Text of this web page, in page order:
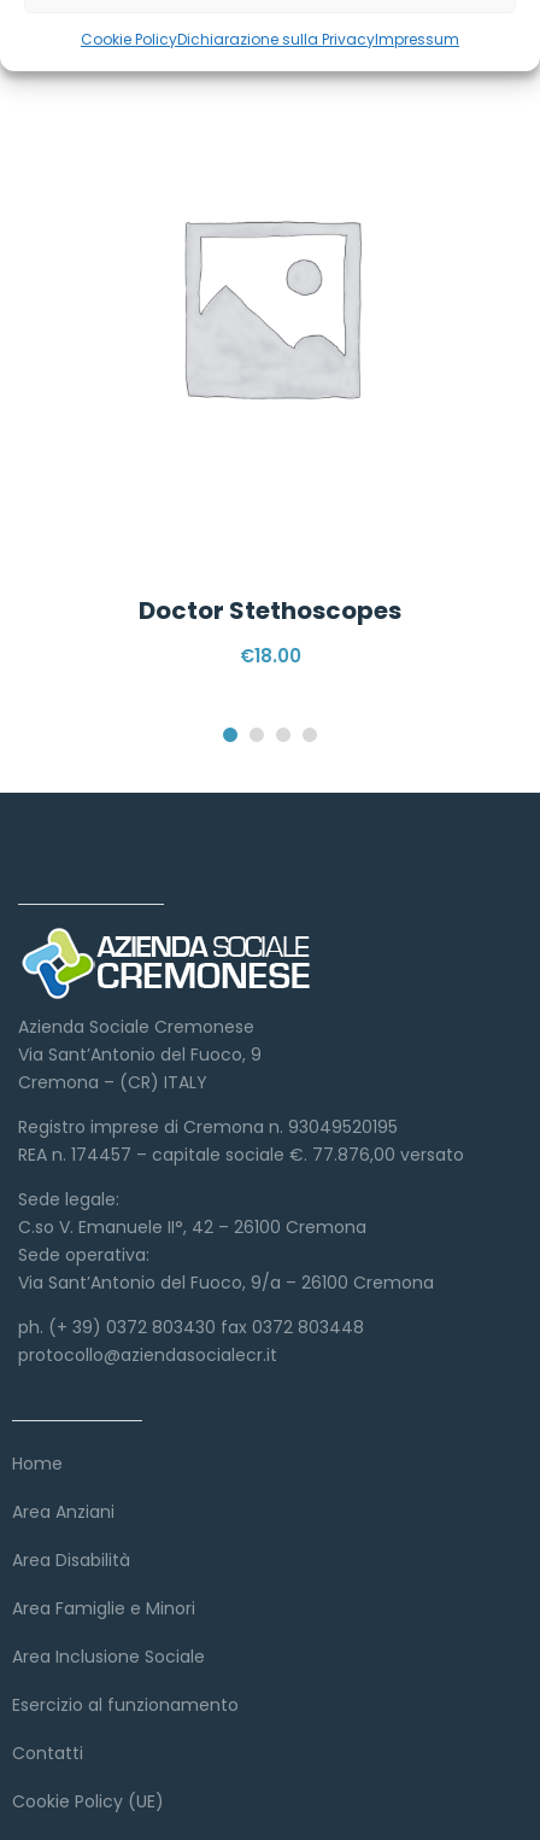
Cookie PolicyDichiarazione sulla PrivacyImpressum
Doctor Stethoscopes
€18.00
Azienda Sociale Cremonese
Via Sant’Antonio del Fuoco, 9
Cremona – (CR) ITALY
Registro imprese di Cremona n. 93049520195
REA n. 174457 – capitale sociale €. 77.876,00 versato
Sede legale:
C.so V. Emanuele II°, 42 – 26100 Cremona
Sede operativa:
Via Sant’Antonio del Fuoco, 9/a – 26100 Cremona
ph. (+ 39) 0372 803430 fax 0372 803448
protocollo@aziendasocialecr.it
Home
Area Anziani
Area Disabilità
Area Famiglie e Minori
Area Inclusione Sociale
Esercizio al funzionamento
Contatti
Cookie Policy (UE)